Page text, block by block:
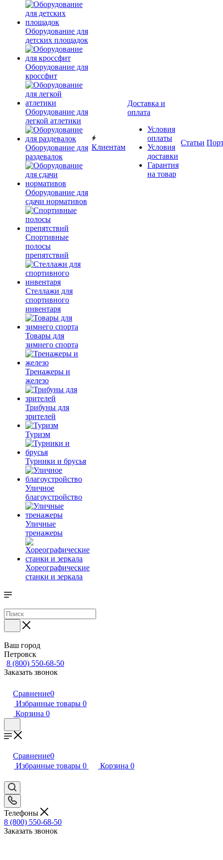
Оборудование для
детских площадок
Оборудование для
кроссфит
Оборудование для
легкой атлетики
Оборудование для
раздевалок
Оборудование для
сдачи нормативов
Спортивные
полосы
препятствий
Стеллажи для
спортивного
инвентаря
Товары для
зимнего спорта
Тренажеры и
железо
Трибуны для
зрителей
Туризм
Турники и брусья
Уличное
благоустройство
Уличные
тренажеры
Хореографические
станки и зеркала
Клиентам
Доставка и
оплата
Условия
оплаты
Условия
доставки
Гарантия
на товар
Статьи
Ваш город
Петровск
8 (800) 550-68-50
Заказать звонок
Сравнение0
Избранные товары 0
Корзина 0
Сравнение0
Избранные товары 0 Корзина 0
Телефоны
8 (800) 550-68-50
Заказать звонок